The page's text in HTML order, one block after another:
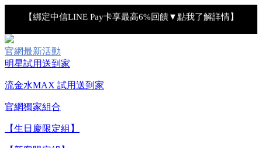
【綁定中信LINE Pay卡享最高6%回饋▼點我了解詳情】
【重要公告】IPSA 無法驗證非官方通路銷售之品牌商品的真實
性，也無法協助此類商品的售後服務
官網最新活動
明星試用送到家
流金水MAX 試用送到家
官網獨家組合
【生日慶限定組】